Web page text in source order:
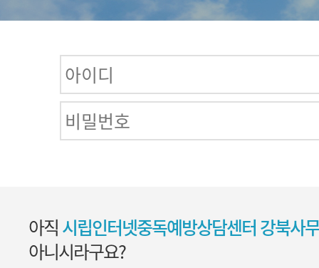
아직시립인터넷중독예방상담센터 강북사
아니시라구요?